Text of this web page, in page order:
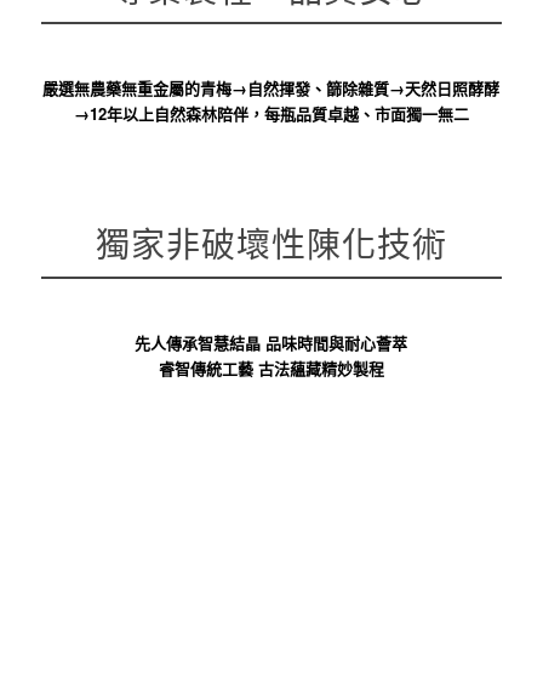
嚴選無農藥無重金屬的青梅→自然揮發、篩除雜質→天然日照酵酵
→12年以上自然森林陪伴，每瓶品質卓越、市面獨一無二
獨家非破壞性陳化技術
先人傳承智慧結晶 品味時間與耐心薈萃
睿智傳統工藝 古法蘊藏精妙製程